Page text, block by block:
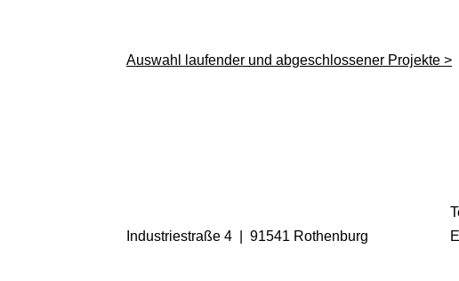
Auswahl laufender und abgeschlossener Projekte >
Industriestraße 4 | 91541 Rothenburg